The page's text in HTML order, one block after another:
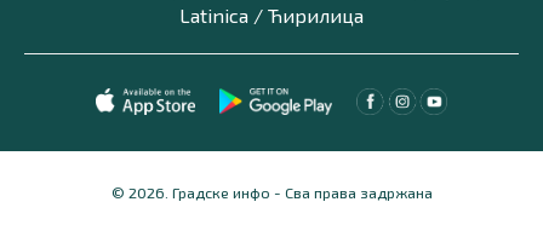
Latinica / Ћирилица
© 2026. Градске инфо - Сва права задржана